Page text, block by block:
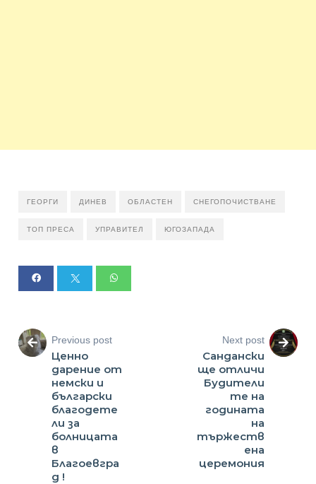
ГЕОРГИ ДИНЕВ ОБЛАСТЕН СНЕГОПОЧИСТВАНЕ
ТОП ПРЕСА УПРАВИТЕЛ ЮГОЗАПАДА
Previous post
Ценно
дарение от
немски и
български
благодете
ли за
болницата
в
Благоевгра
д !
Next post
Сандански
ще отличи
Будители
те на
годината
на
тържеств
ена
церемония